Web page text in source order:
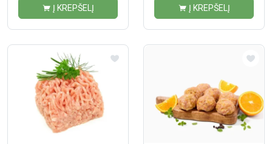
Į KREPŠELĮ Į KREPŠELĮ